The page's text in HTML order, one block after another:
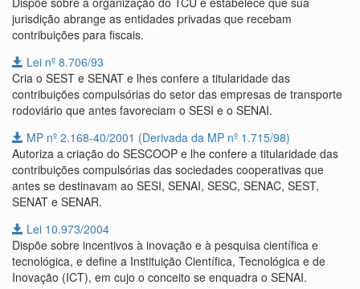
jurisdição abrange as entidades privadas que recebam
contribuições para fiscais.
Lei nº 8.706/93
Cria o SEST e SENAT e lhes confere a titularidade das
contribuições compulsórias do setor das empresas de transporte
rodoviário que antes favoreciam o SESI e o SENAI.
MP nº 2.168-40/2001 (Derivada da MP nº 1.715/98)
Autoriza a criação do SESCOOP e lhe confere a titularidade das
contribuições compulsórias das sociedades cooperativas que
antes se destinavam ao SESI, SENAI, SESC, SENAC, SEST,
SENAT e SENAR.
Lei 10.973/2004
Dispõe sobre incentivos à inovação e à pesquisa científica e
tecnológica, e define a Instituição Científica, Tecnológica e de
Inovação (ICT), em cujo o conceito se enquadra o SENAI.